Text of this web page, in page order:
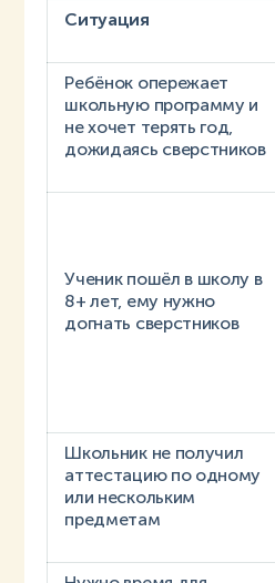
Ситуация
Ребёнок опережает
школьную программу и
не хочет терять год,
дожидаясь сверстников
Ученик пошёл в школу в
8+ лет, ему нужно
догнать сверстников
Школьник не получил
аттестацию по одному
или нескольким
предметам